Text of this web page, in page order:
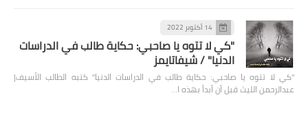
14 أكتوبر 2022
"كي لا تتوه يا صاحبي: حكاية طالب في الدراسات
الدنيا" / شيفاتايمز
"كي لا تتوه يا صاحبي: حكاية طالب في الدراسات الدنيا" كتبه الطالب الأسيف|
عبدالرحمن الليث قبل أن أبدأ بهذه ا…